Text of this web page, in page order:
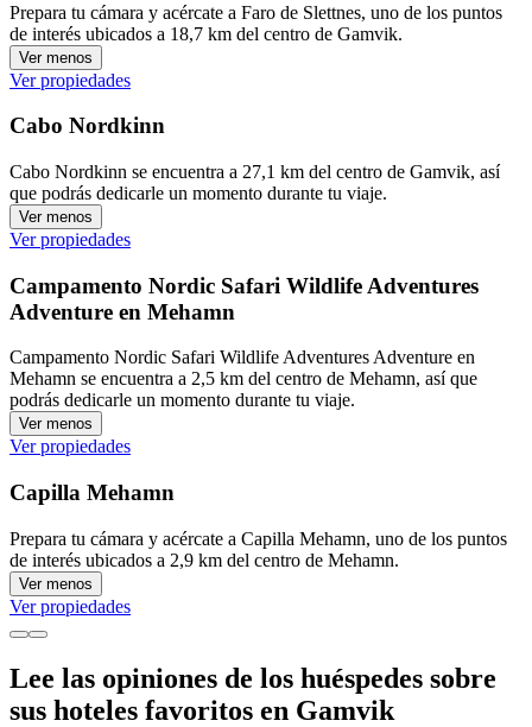
Prepara tu cámara y acércate a Faro de Slettnes, uno de los puntos
de interés ubicados a 18,7 km del centro de Gamvik.
Ver menos
Ver propiedades
Cabo Nordkinn
Cabo Nordkinn se encuentra a 27,1 km del centro de Gamvik, así
que podrás dedicarle un momento durante tu viaje.
Ver menos
Ver propiedades
Campamento Nordic Safari Wildlife Adventures
Adventure en Mehamn
Campamento Nordic Safari Wildlife Adventures Adventure en
Mehamn se encuentra a 2,5 km del centro de Mehamn, así que
podrás dedicarle un momento durante tu viaje.
Ver menos
Ver propiedades
Capilla Mehamn
Prepara tu cámara y acércate a Capilla Mehamn, uno de los puntos
de interés ubicados a 2,9 km del centro de Mehamn.
Ver menos
Ver propiedades
Lee las opiniones de los huéspedes sobre
sus hoteles favoritos en Gamvik